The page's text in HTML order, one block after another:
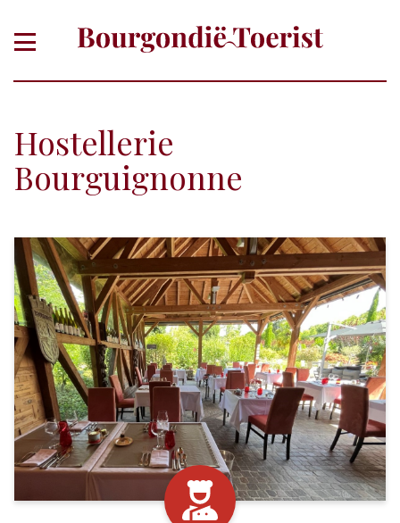
Hostellerie
Bourguignonne